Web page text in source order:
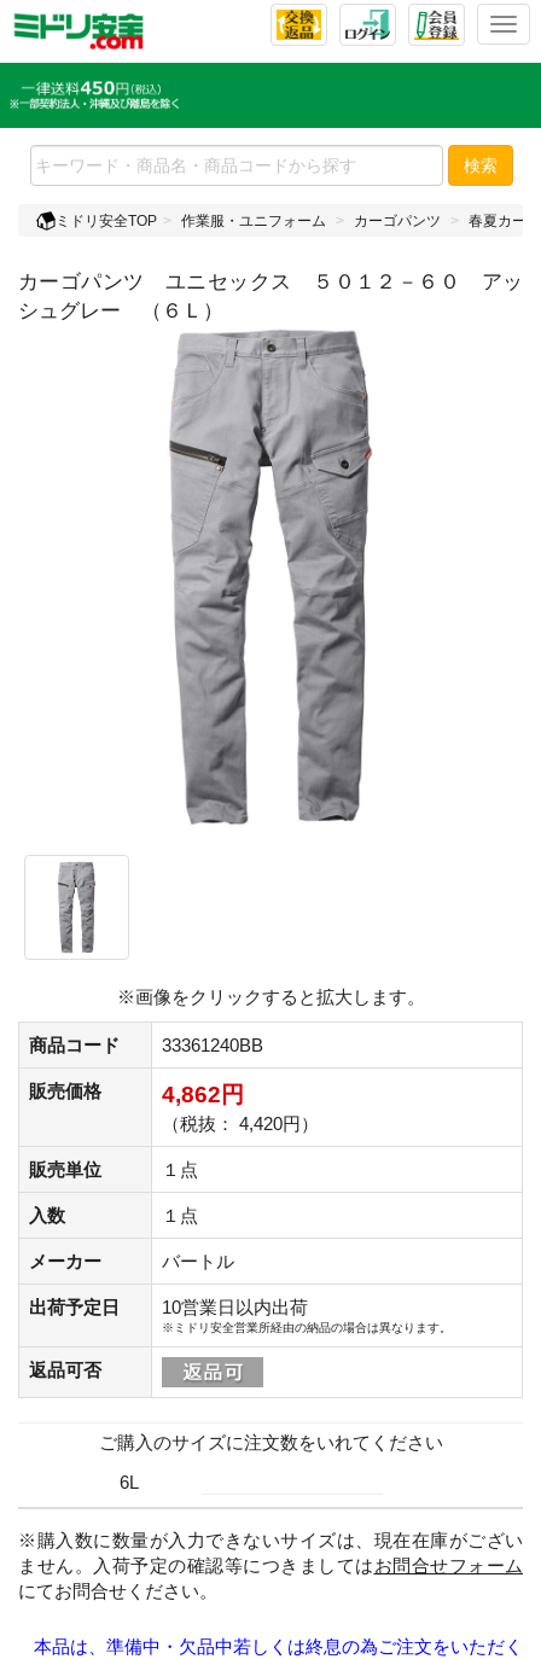
T
l
e
n
v
g
検索
ミドリ安全TOP 作業服・ユニフォーム カーゴパンツ 春夏カー
カーゴパンツ ユニセックス ５０１２－６０ アッ
シュグレー （６Ｌ）
※画像をクリックすると拡大します。
商品コード 33361240BB
販売価格 4,862円
（税抜： 4,420円）
販売単位 １点
入数 １点
メーカー バートル
出荷予定日 10営業日以内出荷
※ミドリ安全営業所経由の納品の場合は異なります。
返品可否
ご購入のサイズに注文数をいれてください
6L
※購入数に数量が入力できないサイズは、現在在庫がござい
ません。入荷予定の確認等につきましてはお問合せフォーム
にてお問合せください。
本品は、準備中・欠品中若しくは終息の為ご注文をいただく